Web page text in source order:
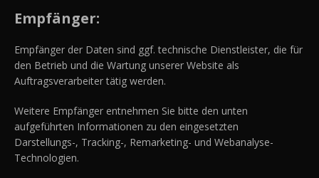
Empfänger:
Empfänger der Daten sind ggf. technische Dienstleister, die für
den Betrieb und die Wartung unserer Website als
Auftragsverarbeiter tätig werden.
Weitere Empfänger entnehmen Sie bitte den unten
aufgeführten Informationen zu den eingesetzten
Darstellungs-, Tracking-, Remarketing- und Webanalyse-
Technologien.